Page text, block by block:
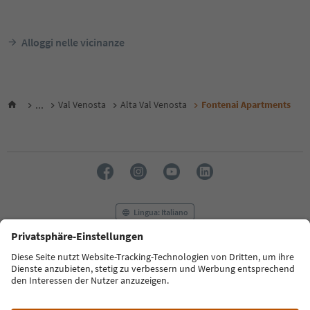
Alloggi nelle vicinanze
... Val Venosta Alta Val Venosta Fontenai Apartments
Lingua: Italiano
FAQ Contatti Press MICE
Privacy Policy
Termini e condizioni
Crediti
Cookie Policy